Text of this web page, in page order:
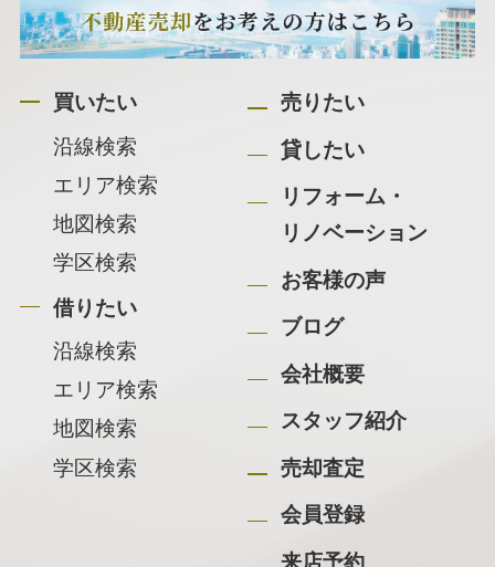
買いたい
沿線検索
エリア検索
地図検索
学区検索
借りたい
沿線検索
エリア検索
地図検索
学区検索
売りたい
貸したい
リフォーム・
リノベーション
お客様の声
ブログ
会社概要
スタッフ紹介
売却査定
会員登録
来店予約